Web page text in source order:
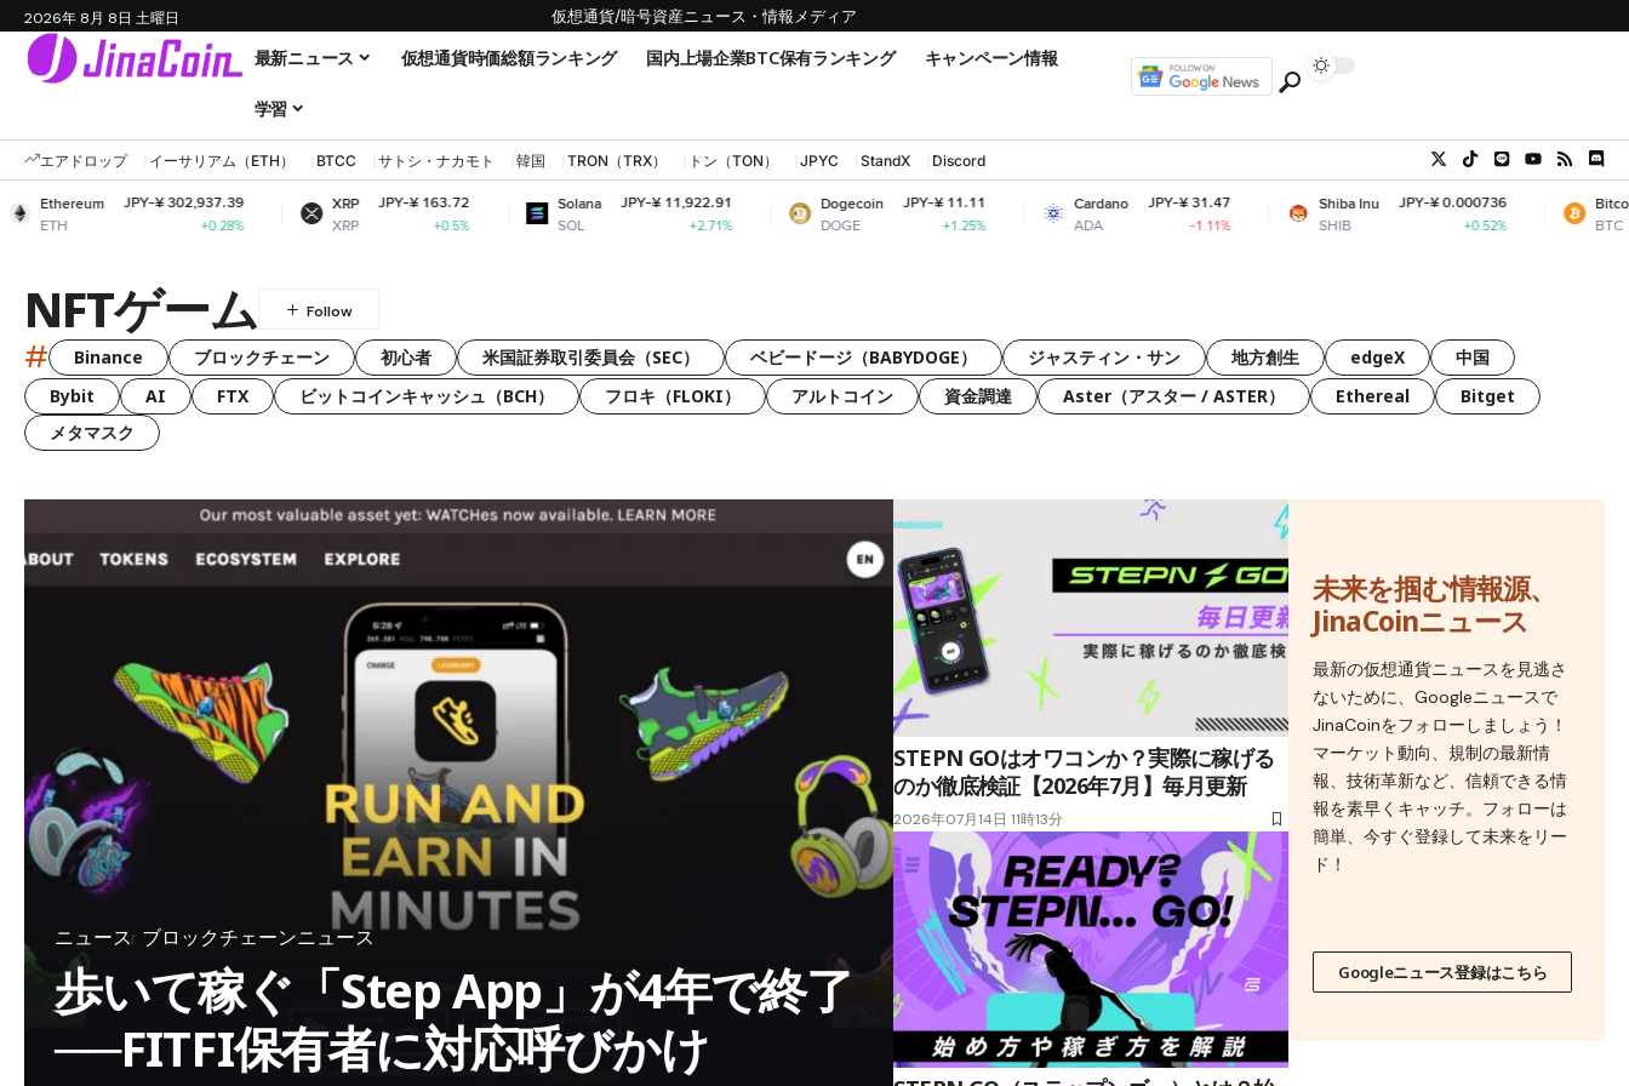
2026年 8月 8日 土曜日 仮想通貨/暗号資産ニュース・情報メディア
最新ニュース 仮想通貨時価総額ランキング 国内上場企業BTC保有ランキング キャンペーン情報
学習
エアドロップ イーサリアム（ETH） BTCC サトシ・ナカモト 韓国 TRON（TRX） トン（TON） JPYC StandX Discord
Ethereum
ETH
JPY-¥ 302,937.39
+0.28%
XRP
XRP
JPY-¥ 163.72
Solana
SOL
JPY-¥ 11,922.91
+2.71%
Dogecoin
DOGE
JPY-¥ 11.11
+1.25%
Cardano
ADA
JPY-¥ 31.47
-1.11%
Shiba Inu
SHIB
JPY-¥ 0.000736
+0.52%
Bitcoin
BTC
NFTゲーム
# Binance ブロックチェーン 初心者 米国証券取引委員会（SEC） ベビードージ（BABYDOGE） ジャスティン・サン 地方創生 edgeX
中国
Bybit
AI FTX ビットコインキャッシュ（BCH） フロキ（FLOKI） アルトコイン 資金調達 Aster（アスター / ASTER） Ethereal
Bitget
メタマスク
ニュース ブロックチェーンニュース
歩いて稼ぐ「Step App」が4年で終了
──FITFI保有者に対応呼びかけ
STEPN GOはオワコンか？実際に稼げる
のか徹底検証【2026年7月】毎月更新
2026年07月14日 11時13分
未来を掴む情報源、
JinaCoinニュース
最新の仮想通貨ニュースを見逃さ
ないために、Googleニュースで
JinaCoinをフォローしましょう！
マーケット動向、規制の最新情
報、技術革新など、信頼できる情
報を素早くキャッチ。フォローは
簡単、今すぐ登録して未来をリー
ド！
Googleニュース登録はこちら